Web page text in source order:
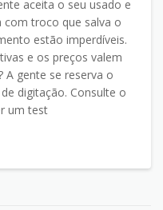
aceita o seu usado e
com troco que salva o
estão imperdíveis.
e os preços valem
A gente se reserva o
digitação. Consulte o
um test